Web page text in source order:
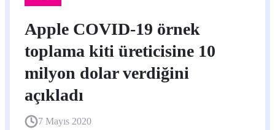
Apple COVID-19 örnek
toplama kiti üreticisine 10
milyon dolar verdiğini
açıkladı
7 Mayıs 2020